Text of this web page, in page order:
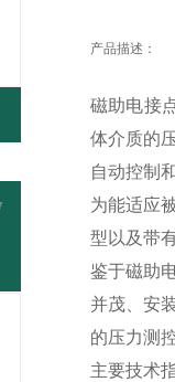
产品描述：
磁助电接
体介质的
自动控制
为能适应
型以及带
鉴于磁助
并茂、安
的压力测
主要技术